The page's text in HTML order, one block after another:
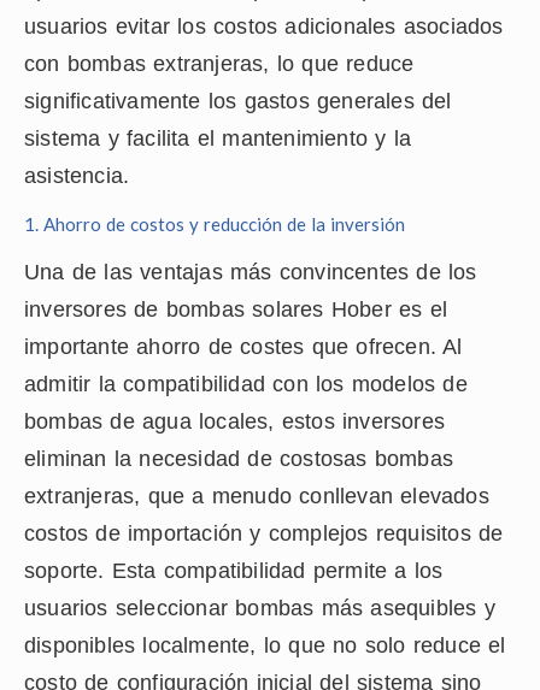
usuarios evitar los costos adicionales asociados
con bombas extranjeras, lo que reduce
significativamente los gastos generales del
sistema y facilita el mantenimiento y la
asistencia.
1. Ahorro de costos y reducción de la inversión
Una de las ventajas más convincentes de los
inversores de bombas solares Hober es el
importante ahorro de costes que ofrecen. Al
admitir la compatibilidad con los modelos de
bombas de agua locales, estos inversores
eliminan la necesidad de costosas bombas
extranjeras, que a menudo conllevan elevados
costos de importación y complejos requisitos de
soporte. Esta compatibilidad permite a los
usuarios seleccionar bombas más asequibles y
disponibles localmente, lo que no solo reduce el
costo de configuración inicial del sistema sino